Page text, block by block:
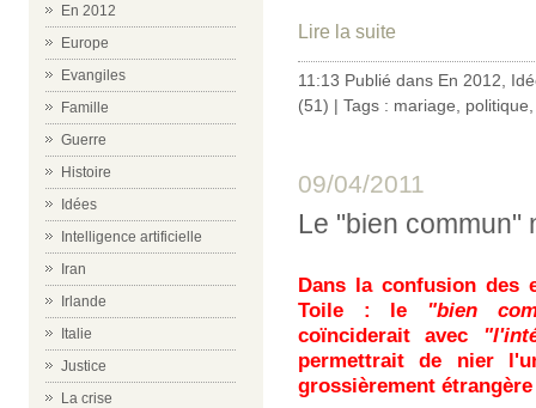
En 2012
Europe
Evangiles
Famille
Guerre
Histoire
Idées
Intelligence artificielle
Iran
Irlande
Italie
Justice
La crise
Lire la suite
11:13 Publié dans En 2012
(51) | Tags : mariage politique
09/04/2011
Le "bien commun"
Dans la confusion des
Toile : le "bien
coïnciderait avec
permettrait de nier
grossièrement